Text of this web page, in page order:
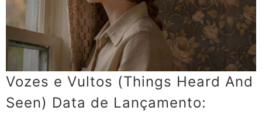
Vozes e Vultos (Things Heard And
Seen) Data de Lançamento: